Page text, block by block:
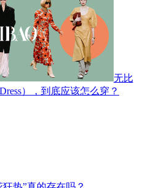
无比
），到底应该怎么穿？